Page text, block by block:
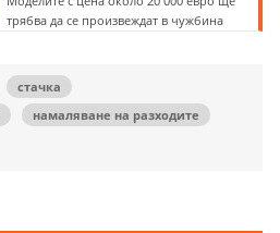
трябва да се произвеждат в чужбина
стачка
намаляване на разходите